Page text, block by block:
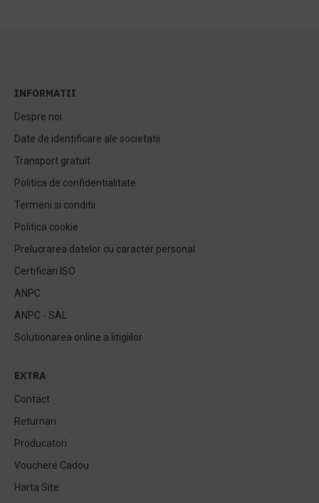
INFORMATII
Despre noi
Date de identificare ale societatii
Transport gratuit
Politica de confidentialitate
Termeni si conditii
Politica cookie
Prelucrarea datelor cu caracter personal
Certificari ISO
ANPC
ANPC - SAL
Solutionarea online a litigiilor
EXTRA
Contact
Returnari
Producatori
Vouchere Cadou
Harta Site